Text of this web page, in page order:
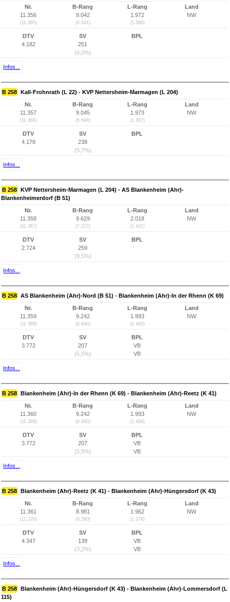
Nr.
11.356
(11.365)
B-Rang
9.042
(6.641)
L-Rang
1.972
(1.386)
Land
NW
DTV
4.182
SV
251
(6,0%)
BPL
Infos...
B 258 Kall-Frohnrath (L 22) - KVP Nettersheim-Marmagen (L 204)
Nr.
11.357
(11.366)
B-Rang
9.045
(6.644)
L-Rang
1.973
(1.387)
Land
NW
DTV
4.178
SV
238
(5,7%)
BPL
Infos...
B 258 KVP Nettersheim-Marmagen (L 204) - AS Blankenheim (Ahr)-
Blankenheimerdorf (B 51)
Nr.
11.358
(11.367)
B-Rang
9.629
(7.227)
L-Rang
2.018
(1.431)
Land
NW
DTV
2.724
SV
259
(9,5%)
BPL
Infos...
B 258 AS Blankenheim (Ahr)-Nord (B 51) - Blankenheim (Ahr)-In der Rhenn (K 69)
Nr.
11.359
(11.368)
B-Rang
9.242
(6.840)
L-Rang
1.993
(1.406)
Land
NW
DTV
3.772
SV
207
(5,5%)
BPL
VB
VB
Infos...
B 258 Blankenheim (Ahr)-In der Rhenn (K 69) - Blankenheim (Ahr)-Reetz (K 41)
Nr.
11.360
(11.369)
B-Rang
9.242
(6.840)
L-Rang
1.993
(1.406)
Land
NW
DTV
3.772
SV
207
(5,5%)
BPL
VB
VB
Infos...
B 258 Blankenheim (Ahr)-Reetz (K 41) - Blankenheim (Ahr)-Hüngersdorf (K 43)
Nr.
11.361
(11.370)
B-Rang
8.981
(6.580)
L-Rang
1.962
(1.376)
Land
NW
DTV
4.347
SV
139
(3,2%)
BPL
VB
VB
Infos...
B 258 Blankenheim (Ahr)-Hüngersdorf (K 43) - Blankenheim (Ahr)-Lommersdorf (L
115)